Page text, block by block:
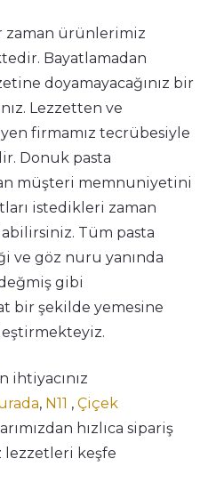
zaman ürünlerimiz
Bayatlamadan
doyamayacağınız bir
Lezzetten ve
firmamız tecrübesiyle
Donuk pasta
müşteri memnuniyetini
istedikleri zaman
Tüm pasta
ve göz nuru yanında
gibi
bir şekilde yemesine
ihtiyacınız
, N11 , Çiçek
hızlıca sipariş
lezzetleri keşfe